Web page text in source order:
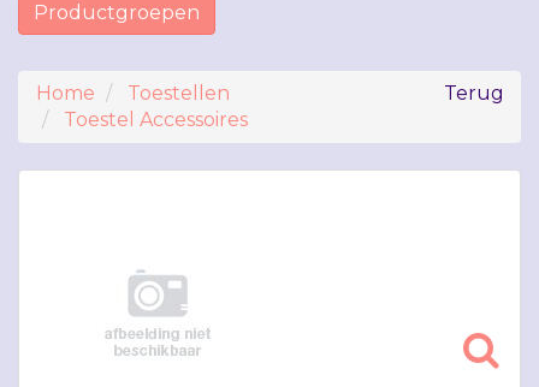
Productgroepen
Terug
Home
Toestellen
Toestel Accessoires